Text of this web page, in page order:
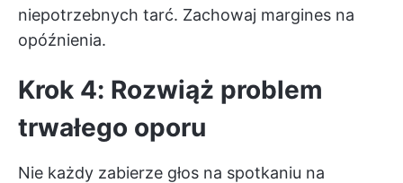
niepotrzebnych tarć. Zachowaj margines na
opóźnienia.
Krok 4: Rozwiąż problem
trwałego oporu
Nie każdy zabierze głos na spotkaniu na